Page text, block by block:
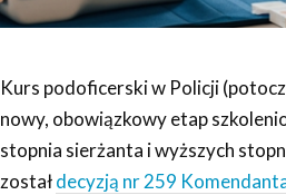
Kurs podoficerski w Policji
nowy, obowiązkowy etap
stopnia sierżanta i wyższych
zostałdecyzją nr 259